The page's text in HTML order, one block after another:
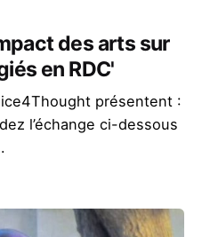
des arts sur
en RDC'
présentent :
l’échange ci-dessous